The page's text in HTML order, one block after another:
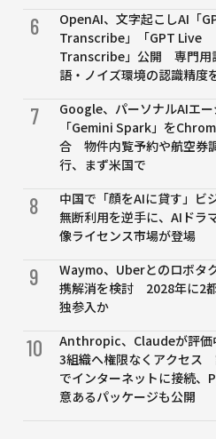
6
OpenAI、文字起こしAI「
Transcribe」「GPT Live
Transcribe」公開 専門用
語・ノイズ環境の認識精度
7
Google、パーソナルAIエー
「Gemini Spark」を
合 物件内覧予約や航空券
行、まず米国で
8
中国で「顔をAIに貸す」ビ
無断利用を逆手に、AIドラ
像ライセンス市場が登場
9
Waymo、Uberとのロボタ
携解消を検討 2028年に2
独参入か
10
Anthropic、Claudeが評価
3組織へ権限なくアクセス
でインターネットに接続、
意あるパッケージも公開